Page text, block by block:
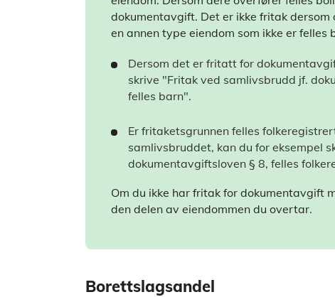
dokumentavgift. Det er ikke fritak
en annen type eiendom som ikke er felles
Dersom det er fritatt for
skrive "Fritak ved samlivsbrudd jf.
felles barn".
Er fritaketsgrunnen felles
samlivsbruddet, kan du for eksempel
dokumentavgiftsloven § 8, felles
Om du ikke har fritak for dokumentavgift
den delen av eiendommen du overtar.
Borettslagsandel